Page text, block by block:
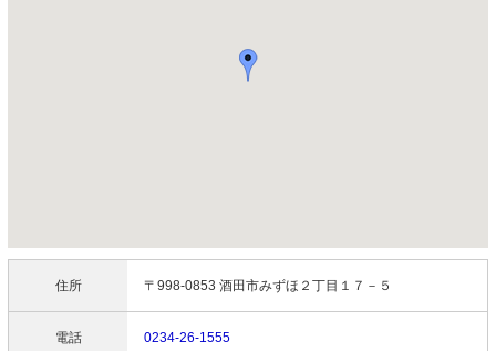
住所 〒998-0853 酒田市みずほ２丁目１７－５
電話 0234-26-1555